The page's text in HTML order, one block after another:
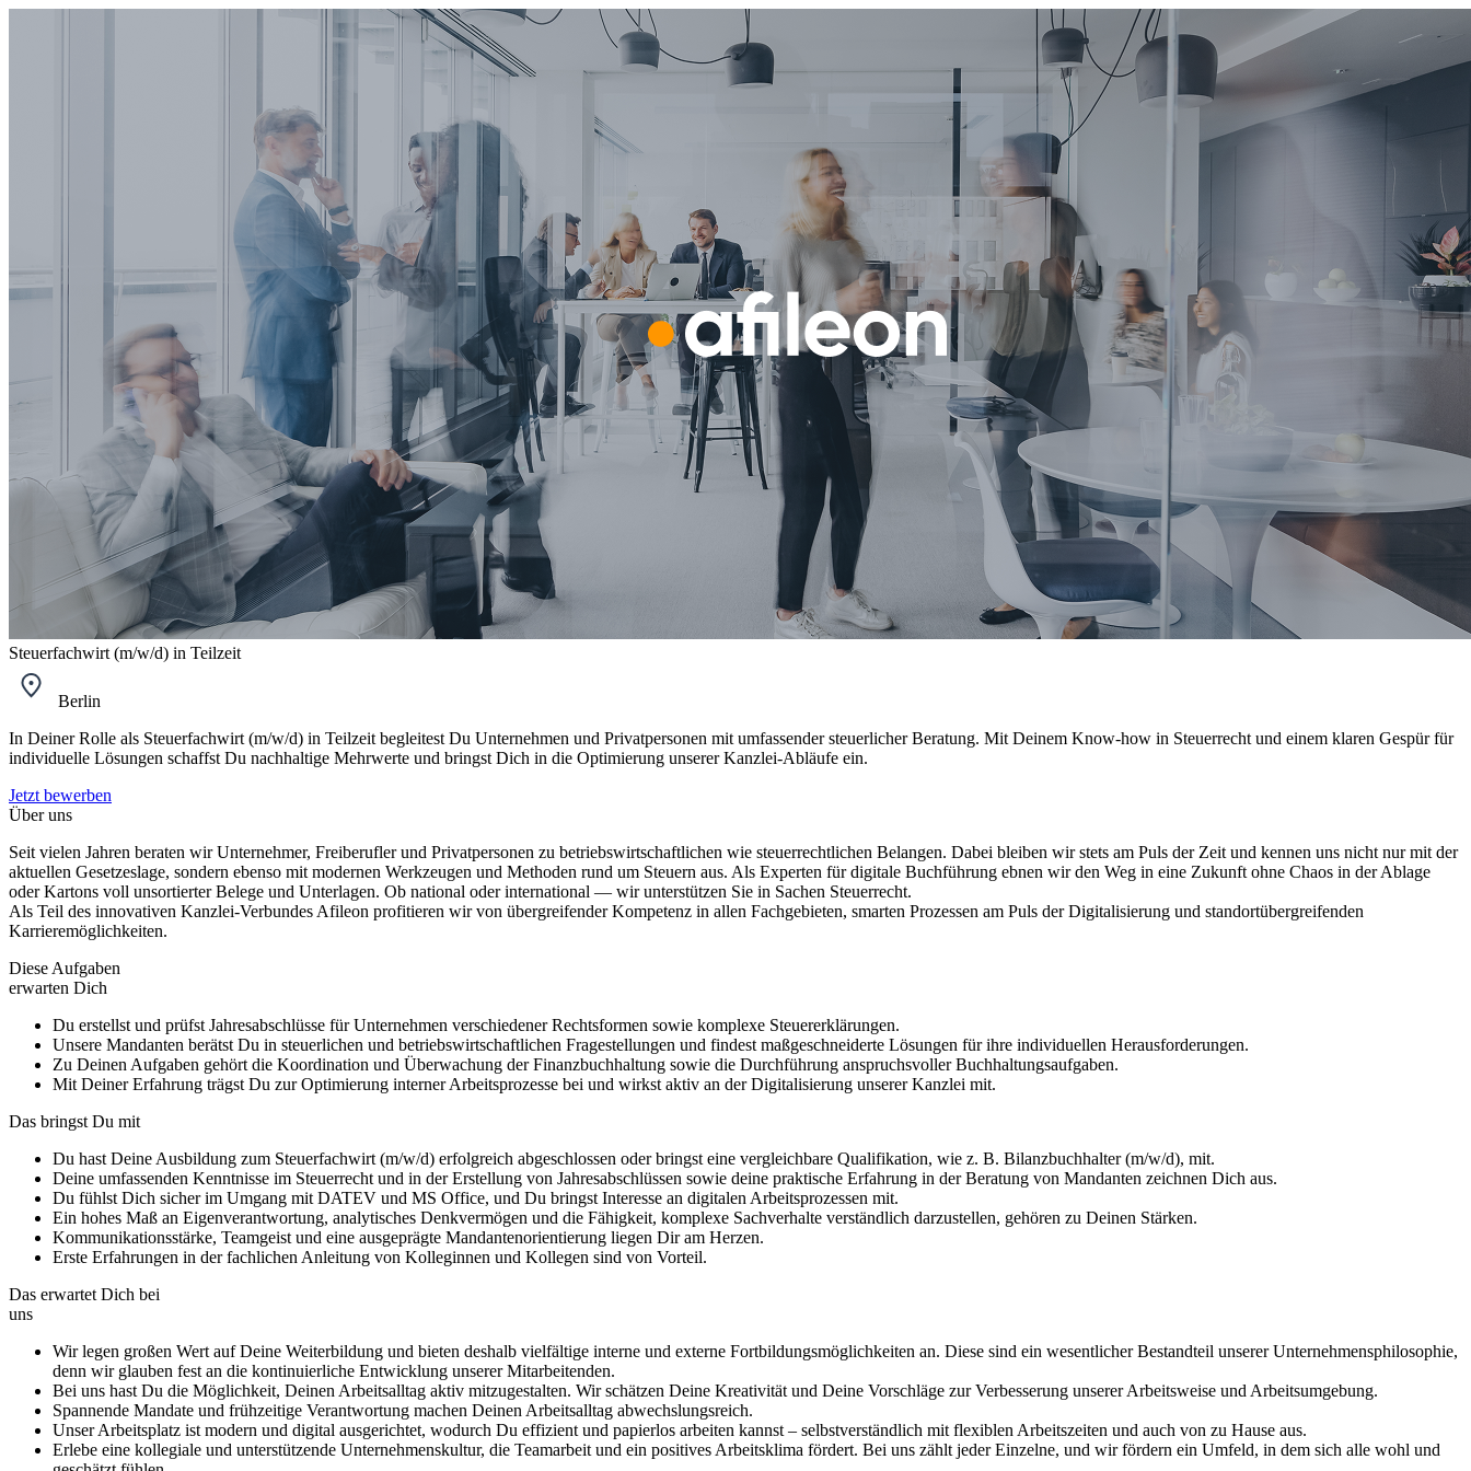
Steuerfachwirt (m/w/d) in Teilzeit
Berlin
In Deiner Rolle als Steuerfachwirt (m/w/d) in Teilzeit begleitest Du Unternehmen und Privatpersonen mit umfassender steuerlicher Beratung. Mit Deinem Know-how in Steuerrecht und einem klaren Gespür für
individuelle Lösungen schaffst Du nachhaltige Mehrwerte und bringst Dich in die Optimierung unserer Kanzlei-Abläufe ein.
Jetzt bewerben
Über uns
Seit vielen Jahren beraten wir Unternehmer, Freiberufler und Privatpersonen zu betriebswirtschaftlichen wie steuerrechtlichen Belangen. Dabei bleiben wir stets am Puls der Zeit und kennen uns nicht nur mit der
aktuellen Gesetzeslage, sondern ebenso mit modernen Werkzeugen und Methoden rund um Steuern aus. Als Experten für digitale Buchführung ebnen wir den Weg in eine Zukunft ohne Chaos in der Ablage
oder Kartons voll unsortierter Belege und Unterlagen. Ob national oder international — wir unterstützen Sie in Sachen Steuerrecht.
Als Teil des innovativen Kanzlei-Verbundes Afileon profitieren wir von übergreifender Kompetenz in allen Fachgebieten, smarten Prozessen am Puls der Digitalisierung und standortübergreifenden
Karrieremöglichkeiten.
Diese Aufgaben
erwarten Dich
Du erstellst und prüfst Jahresabschlüsse für Unternehmen verschiedener Rechtsformen sowie komplexe Steuererklärungen.
Unsere Mandanten berätst Du in steuerlichen und betriebswirtschaftlichen Fragestellungen und findest maßgeschneiderte Lösungen für ihre individuellen Herausforderungen.
Zu Deinen Aufgaben gehört die Koordination und Überwachung der Finanzbuchhaltung sowie die Durchführung anspruchsvoller Buchhaltungsaufgaben.
Mit Deiner Erfahrung trägst Du zur Optimierung interner Arbeitsprozesse bei und wirkst aktiv an der Digitalisierung unserer Kanzlei mit.
Das bringst Du mit
Du hast Deine Ausbildung zum Steuerfachwirt (m/w/d) erfolgreich abgeschlossen oder bringst eine vergleichbare Qualifikation, wie z. B. Bilanzbuchhalter (m/w/d), mit.
Deine umfassenden Kenntnisse im Steuerrecht und in der Erstellung von Jahresabschlüssen sowie deine praktische Erfahrung in der Beratung von Mandanten zeichnen Dich aus.
Du fühlst Dich sicher im Umgang mit DATEV und MS Office, und Du bringst Interesse an digitalen Arbeitsprozessen mit.
Ein hohes Maß an Eigenverantwortung, analytisches Denkvermögen und die Fähigkeit, komplexe Sachverhalte verständlich darzustellen, gehören zu Deinen Stärken.
Kommunikationsstärke, Teamgeist und eine ausgeprägte Mandantenorientierung liegen Dir am Herzen.
Erste Erfahrungen in der fachlichen Anleitung von Kolleginnen und Kollegen sind von Vorteil.
Das erwartet Dich bei
uns
Wir legen großen Wert auf Deine Weiterbildung und bieten deshalb vielfältige interne und externe Fortbildungsmöglichkeiten an. Diese sind ein wesentlicher Bestandteil unserer Unternehmensphilosophie,
denn wir glauben fest an die kontinuierliche Entwicklung unserer Mitarbeitenden.
Bei uns hast Du die Möglichkeit, Deinen Arbeitsalltag aktiv mitzugestalten. Wir schätzen Deine Kreativität und Deine Vorschläge zur Verbesserung unserer Arbeitsweise und Arbeitsumgebung.
Spannende Mandate und frühzeitige Verantwortung machen Deinen Arbeitsalltag abwechslungsreich.
Unser Arbeitsplatz ist modern und digital ausgerichtet, wodurch Du effizient und papierlos arbeiten kannst – selbstverständlich mit flexiblen Arbeitszeiten und auch von zu Hause aus.
Erlebe eine kollegiale und unterstützende Unternehmenskultur, die Teamarbeit und ein positives Arbeitsklima fördert. Bei uns zählt jeder Einzelne, und wir fördern ein Umfeld, in dem sich alle wohl und